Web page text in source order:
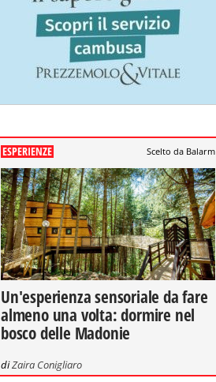
ESPERIENZE Scelto da Balarm
Un'esperienza sensoriale da fare
almeno una volta: dormire nel
bosco delle Madonie
diZaira Conigliaro